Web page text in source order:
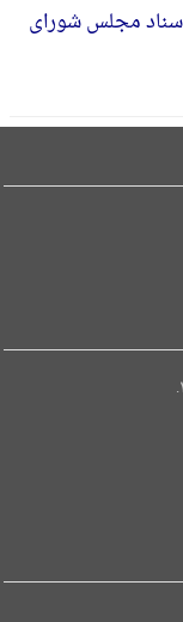
مجلس شورای